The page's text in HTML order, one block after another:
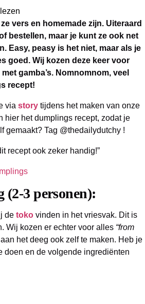
lezen
vers en homemade zijn. Uiteraard
bestellen, maar je kunt ze ook net
Easy, peasy is het niet, maar als je
goed. Wij kozen deze keer voor
gamba’s. Nomnomnom, veel
recept!
via story tijdens het maken van onze
hier het dumplings recept, zodat je
gemaakt? Tag @thedailydutchy !
recept ook zeker handig!”
(2-3 personen):
de toko vinden in het vriesvak. Dit is
Wij kozen er echter voor alles “from
het deeg ook zelf te maken. Heb je
doen en de volgende ingrediënten